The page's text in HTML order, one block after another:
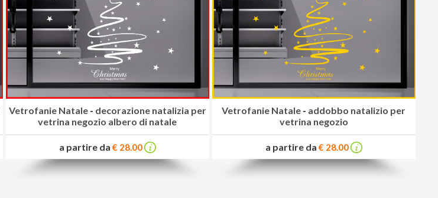
Vetrofanie Natale - decorazione natalizia per
vetrina negozio albero di natale
a partire da € 28.00
Vetrofanie Natale - addobbo natalizio per
vetrina negozio
a partire da € 28.00